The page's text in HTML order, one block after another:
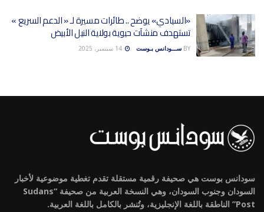
«السيادي» يوضح .. طائرات مسيرة لـ « الدعم السريع »
تستهدف منشآت حيوية بولاية النيل الأبيض
BY ســـودانس بـوست
سودانس بوست هي صحيفة رقمية مستقلة تقدم تغطية موضوعية لأخبار
السودان وجنوب السودان، وهي النسخة العربية من صحيفة “Sudans
Post” الناطقة باللغة الإنجليزية، وتُنشر بالكامل باللغة العربية.